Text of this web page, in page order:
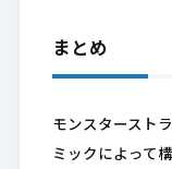
まとめ
モンスタースト
ミックによって